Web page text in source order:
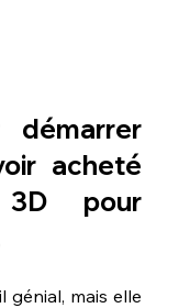
démarrer
acheté
3D pour
génial, mais elle